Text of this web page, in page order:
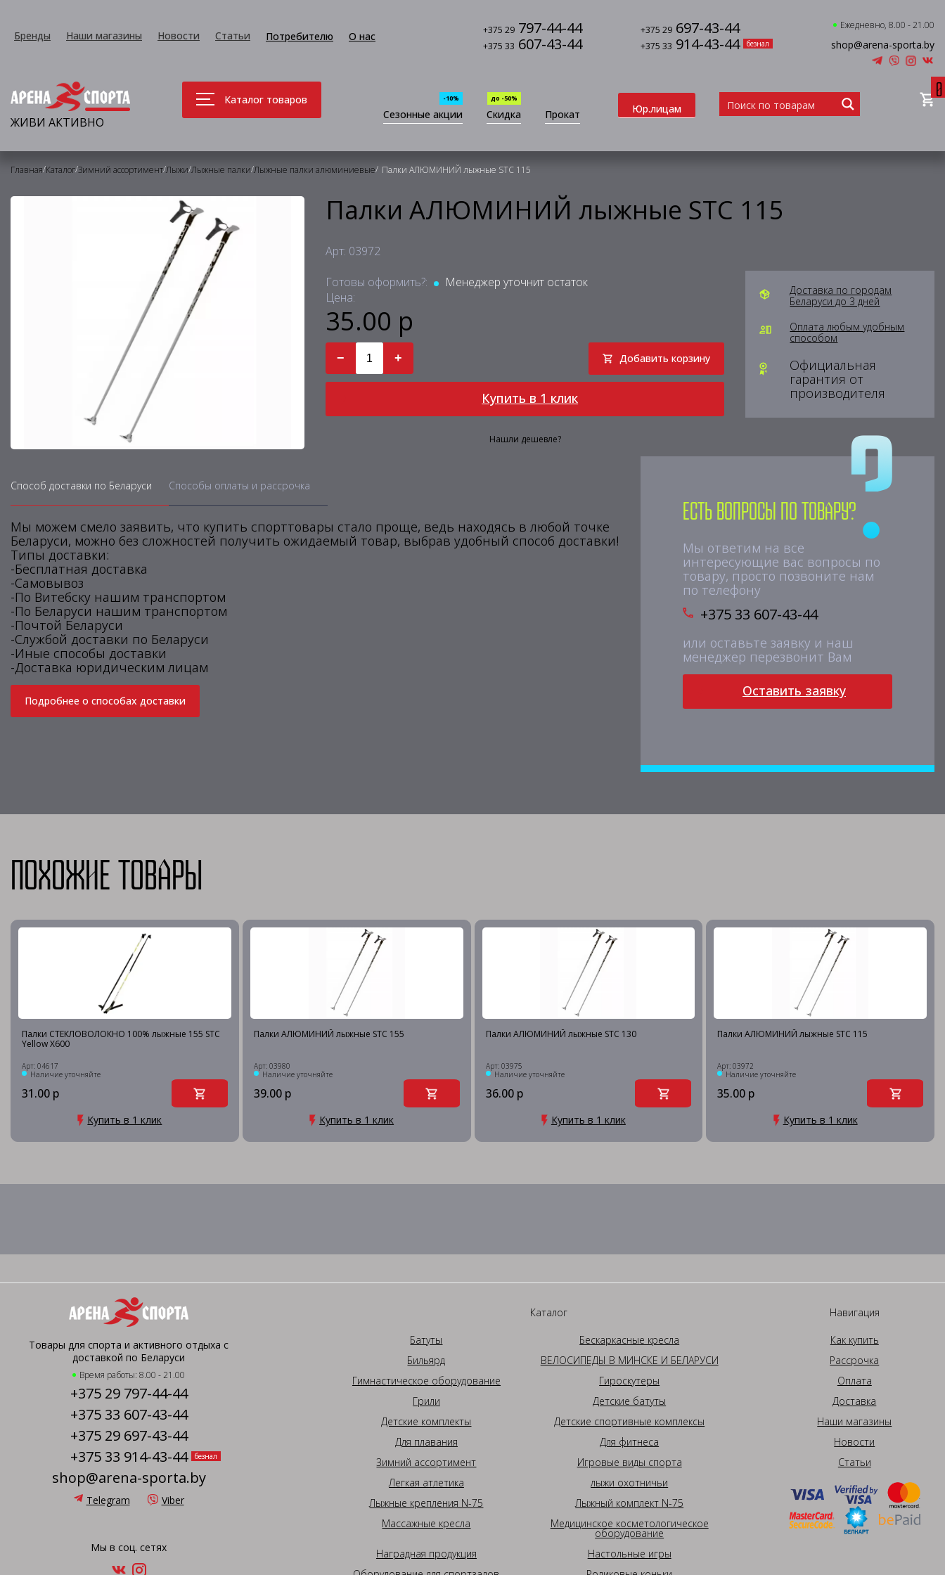
Бренды Наши магазины Новости Статьи Потребителю О нас +375 29 797-44-44 +375 29 697-43-44
+375 33 607-43-44 +375 33 914-43-44 безнал
Ежедневно, 8.00 - 21.00
shop@arena-sporta.by
ЖИВИ АКТИВНО
Каталог товаров
Сезонные акции
-10%
Скидка
до -50%
Прокат Юр.лицам
0
Главная/Каталог/Зимний ассортимент/Лыжи/Лыжные палки/Лыжные палки алюминиевые/ Палки АЛЮМИНИЙ лыжные STC 115
Палки АЛЮМИНИЙ лыжные STC 115
Арт: 03972
Готовы оформить?:
Менеджер уточнит остаток
Цена:
35.00 р
− + Добавить корзину
Купить в 1 клик
Нашли дешевле?
Доставка по городам
Беларуси до 3 дней
Оплата любым удобным
способом
Официальная
гарантия от
производителя
Способ доставки по Беларуси Способы оплаты и рассрочка
Мы можем смело заявить, что купить спорттовары стало проще, ведь находясь в любой точке
Беларуси, можно без сложностей получить ожидаемый товар, выбрав удобный способ доставки!
Типы доставки:
-Бесплатная доставка
-Самовывоз
-По Витебску нашим транспортом
-По Беларуси нашим транспортом
-Почтой Беларуси
-Службой доставки по Беларуси
-Иные способы доставки
-Доставка юридическим лицам
Подробнее о способах доставки
Есть вопросы по товару?
Мы ответим на все
интересующие вас вопросы по
товару, просто позвоните нам
по телефону
+375 33 607-43-44
или оставьте заявку и наш
менеджер перезвонит Вам
Оставить заявку
Похожие товары
Палки СТЕКЛОВОЛОКНО 100% лыжные 155 STC
Yellow X600
Арт: 04617
Наличие уточняйте
31.00 р
Купить в 1 клик
Палки АЛЮМИНИЙ лыжные STC 155
Арт: 03980
Наличие уточняйте
39.00 р
Купить в 1 клик
Палки АЛЮМИНИЙ лыжные STC 130
Арт: 03975
Наличие уточняйте
36.00 р
Купить в 1 клик
Палки АЛЮМИНИЙ лыжные STC 115
Арт: 03972
Наличие уточняйте
35.00 р
Купить в 1 клик
Товары для спорта и активного отдыха с
доставкой по Беларуси
Время работы: 8.00 - 21.00
+375 29 797-44-44
+375 33 607-43-44
+375 29 697-43-44
+375 33 914-43-44
безнал
shop@arena-sporta.by
Telegram Viber
Мы в соц. сетях
Каталог
Батуты
Бескаркасные кресла
Бильярд
ВЕЛОСИПЕДЫ В МИНСКЕ И БЕЛАРУСИ
Гимнастическое оборудование
Гироскутеры
Грили
Детские батуты
Детские комплекты
Детские спортивные комплексы
Для плавания
Для фитнеса
Зимний ассортимент
Игровые виды спорта
Легкая атлетика
лыжи охотничьи
Лыжные крепления N-75
Лыжный комплект N-75
Массажные кресла
Медицинское косметологическое
оборудование
Наградная продукция
Настольные игры
Навигация
Как купить
Рассрочка
Оплата
Доставка
Наши магазины
Новости
Статьи